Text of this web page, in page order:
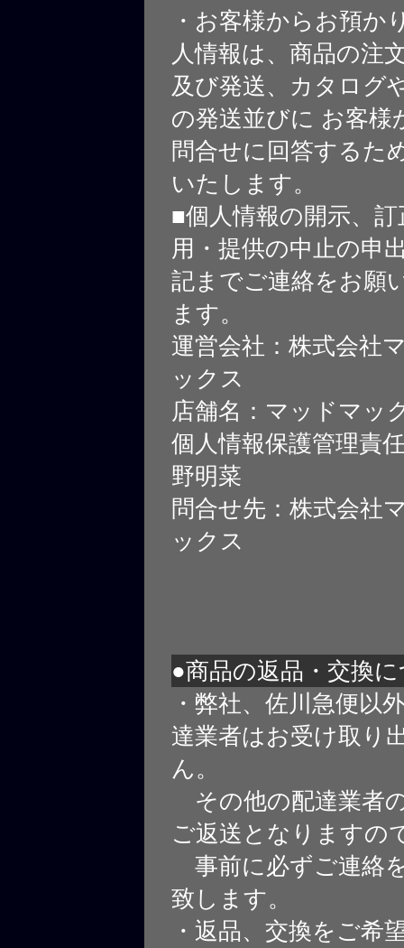
・お客様からお預か
人情報は、商品の注
及び発送、カタログ
の発送並びに お客様
問合せに回答するた
いたします。
■個人情報の開示、
用・提供の中止の申
記までご連絡をお願
ます。
運営会社：株式会社
ックス
店舗名：マッドマッ
個人情報保護管理責
野明菜
問合せ先：株式会社
ックス
●商品の返品・交換
・弊社、佐川急便以
達業者はお受け取り
ん。
その他の配達業者
ご返送となりますの
事前に必ずご連絡
致します。
・返品、交換をご希